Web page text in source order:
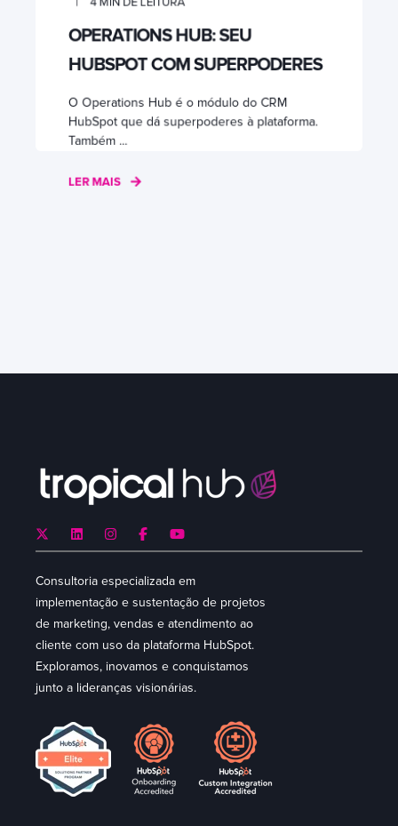
OPERATIONS HUB: SEU
HUBSPOT COM SUPERPODERES
O Operations Hub é o módulo do CRM
HubSpot que dá superpoderes à plataforma.
Também ...
LER MAIS
Consultoria especializada em
implementação e sustentação de projetos
de marketing, vendas e atendimento ao
cliente com uso da plataforma HubSpot.
Exploramos, inovamos e conquistamos
junto a lideranças visionárias.